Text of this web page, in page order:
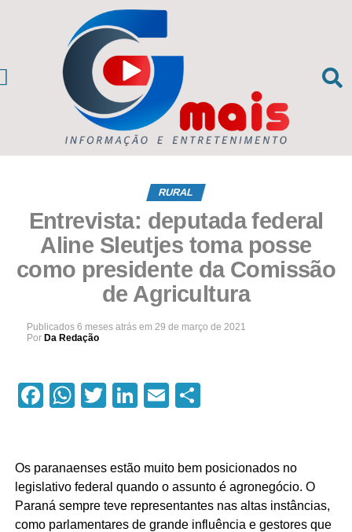
RURAL
Entrevista: deputada federal
Aline Sleutjes toma posse
como presidente da Comissão
de Agricultura
Publicados 6 meses atrás em 29 de março de 2021
Por Da Redação
Facebook
WhatsApp
Twitter
LinkedIn
EmailCompartilhar
Os paranaenses estão muito bem posicionados no
legislativo federal quando o assunto é agronegócio. O
Paraná sempre teve representantes nas altas instâncias,
como parlamentares de grande influência e gestores que